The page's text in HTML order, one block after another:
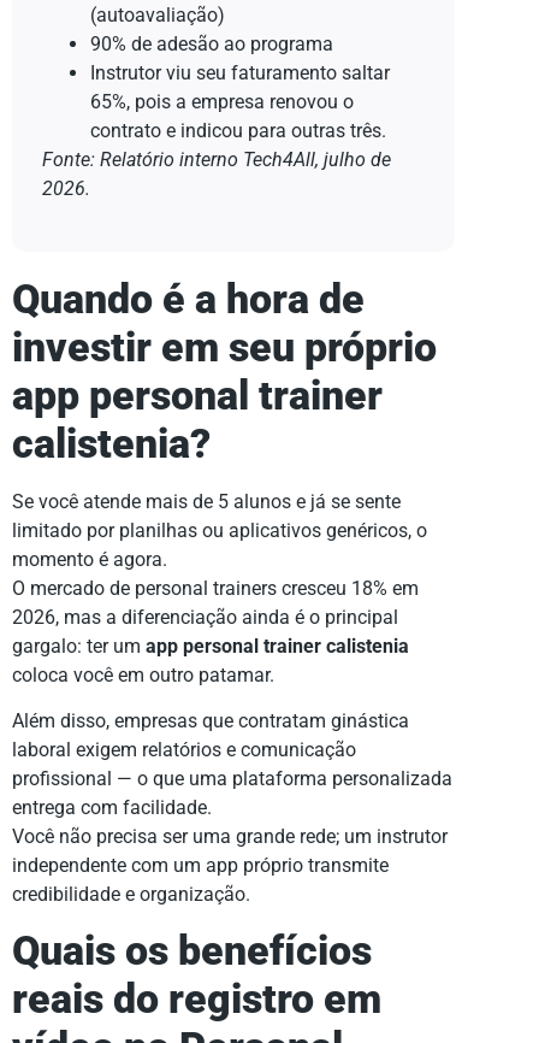
(autoavaliação)
90% de adesão ao programa
Instrutor viu seu faturamento saltar
65%, pois a empresa renovou o
contrato e indicou para outras três.
Fonte: Relatório interno Tech4All, julho de
2026.
Quando é a hora de
investir em seu próprio
app personal trainer
calistenia?
Se você atende mais de 5 alunos e já se sente
limitado por planilhas ou aplicativos genéricos, o
momento é agora.
O mercado de personal trainers cresceu 18% em
2026, mas a diferenciação ainda é o principal
gargalo: ter um app personal trainer calistenia
coloca você em outro patamar.
Além disso, empresas que contratam ginástica
laboral exigem relatórios e comunicação
profissional — o que uma plataforma personalizada
entrega com facilidade.
Você não precisa ser uma grande rede; um instrutor
independente com um app próprio transmite
credibilidade e organização.
Quais os benefícios
reais do registro em